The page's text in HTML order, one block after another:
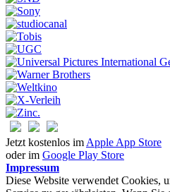
Jetzt kostenlos im Apple App Store
oder im Google Play Store
Impressum
Diese Website verwendet Cookies,